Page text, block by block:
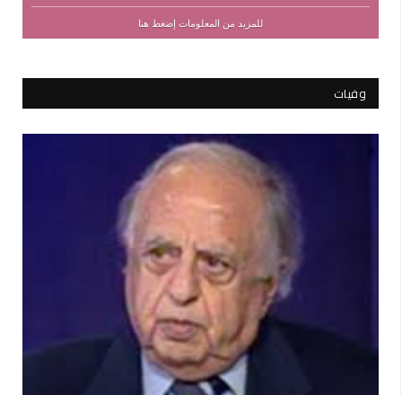
للمزيد من المعلومات إضغط هنا
وفيات